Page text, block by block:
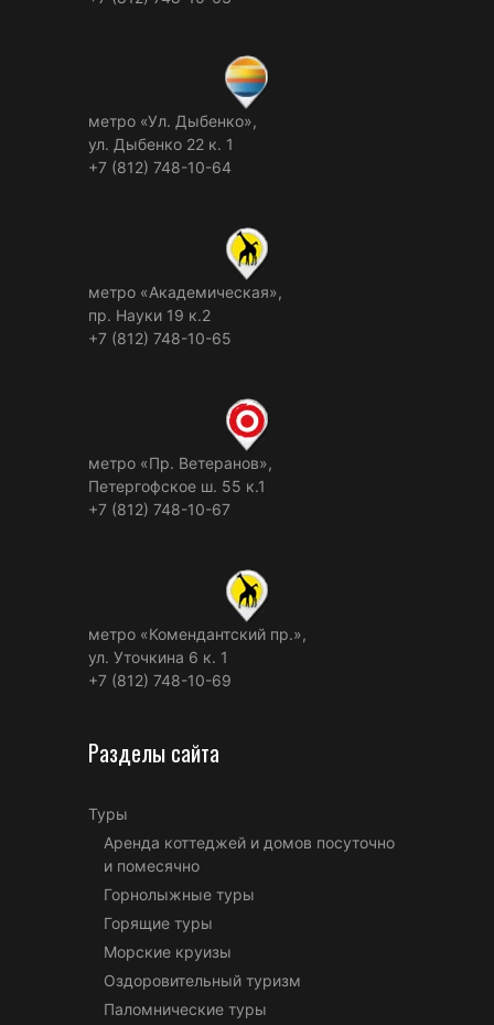
метро «Ул. Дыбенко»,
ул. Дыбенко 22 к. 1
+7 (812) 748-10-64
метро «Академическая»,
пр. Науки 19 к.2
+7 (812) 748-10-65
метро «Пр. Ветеранов»,
Петергофское ш. 55 к.1
+7 (812) 748-10-67
метро «Комендантский пр.»,
ул. Уточкина 6 к. 1
+7 (812) 748-10-69
Разделы сайта
Туры
Аренда коттеджей и домов посуточно
и помесячно
Горнолыжные туры
Горящие туры
Морские круизы
Оздоровительный туризм
Паломнические туры